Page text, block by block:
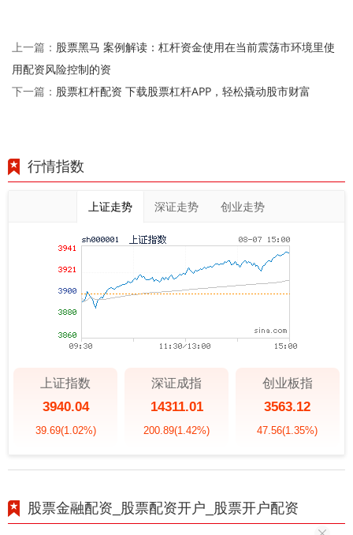
上一篇： 股票黑马 案例解读：杠杆资金使用在当前震荡市环境里使
用配资风险控制的资
下一篇： 股票杠杆配资 下载股票杠杆APP，轻松撬动股市财富
行情指数
上证走势 深证走势 创业走势
上证指数
3940.04
39.69(1.02%)
深证成指
14311.01
200.89(1.42%)
创业板指
3563.12
47.56(1.35%)
股票金融配资_股票配资开户_股票开户配资